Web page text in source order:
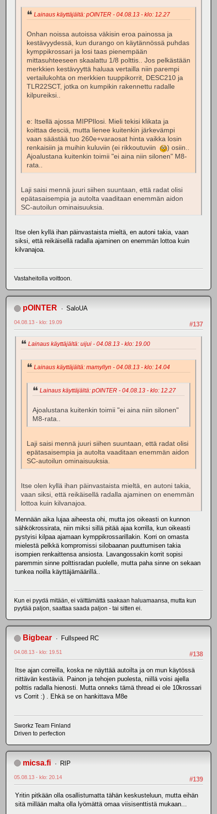
Lainaus käyttäjältä: pOINTER - 04.08.13 - klo: 12.27
Onhan noissa autoissa väkisin eroa painossa ja
kestävyydessä, kun durango on käytännössä puhdas
kymppikrossari ja losi taas pienempään
mittasuhteeseen skaalattu 1/8 polttis.. Jos pelkästään
merkkien kestävyyttä haluaa vertailla niin parempi
vertailukohta on merkkien tuuppikorrit, DESC210 ja
TLR22SCT, jotka on kumpikin rakennettu radalle
kilpureiksi..
e: Itsellä ajossa MIPPIlosi. Mieli tekisi klikata ja
koittaa desciä, mutta lienee kuitenkin järkevämpi
vaan säästää tuo 260e+varaosat hinta vaikka losin
renkaisiin ja muihin kuluviin (ei rikkoutuviin
) osiin..
Ajoalustana kuitenkin toimii "ei aina niin silonen" M8-
rata..
Laji saisi mennä juuri siihen suuntaan, että radat olisi
epätasaisempia ja autolta vaaditaan enemmän aidon
SC-autoilun ominaisuuksia.
Itse olen kyllä ihan päinvastaista mieltä, en autoni takia, vaan
siksi, että reikäisellä radalla ajaminen on enemmän lottoa kuin
kilvanajoa.
Vastaheitolla voittoon.
pOINTER SaloUA
#137
04.08.13 - klo: 19.09
Lainaus käyttäjältä: uijui - 04.08.13 - klo: 19.00
Lainaus käyttäjältä: mamyllyn - 04.08.13 - klo: 14.04
Lainaus käyttäjältä: pOINTER - 04.08.13 - klo: 12.27
Ajoalustana kuitenkin toimii "ei aina niin silonen"
M8-rata..
Laji saisi mennä juuri siihen suuntaan, että radat olisi
epätasaisempia ja autolta vaaditaan enemmän aidon
SC-autoilun ominaisuuksia.
Itse olen kyllä ihan päinvastaista mieltä, en autoni takia,
vaan siksi, että reikäisellä radalla ajaminen on enemmän
lottoa kuin kilvanajoa.
Mennään aika lujaa aiheesta ohi, mutta jos oikeasti on kunnon
sähkökrossirata, niin miksi sillä pitää ajaa korrilla, kun oikeasti
pystyisi kilpaa ajamaan kymppikrossarillakin. Korri on omasta
mielestä pelkkä kompromissi silobaanan puuttumisen takia
isompien renkaittensa ansiosta. Lavangossakin korrit sopisi
paremmin sinne polttisradan puolelle, mutta paha sinne on sekaan
tunkea noilla käyttäjämäärillä..
Kun ei pyydä mitään, ei välttämättä saakaan haluamaansa, mutta kun
pyytää paljon, saattaa saada paljon - tai sitten ei.
Bigbear Fullspeed RC
#138
04.08.13 - klo: 19.51
Itse ajan correilla, koska ne näyttää autoilta ja on mun käytössä
riittävän kestäviä. Painon ja tehojen puolesta, niillä voisi ajella
polttis radalla hienosti. Mutta onneks tämä thread ei ole 10krossari
vs Corrit :) . Ehkä se on hankittava M8e
Sworkz Team Finland
Driven to perfection
micsa.fi RIP
#139
05.08.13 - klo: 20.14
Yritin pitkään olla osallistumatta tähän keskusteluun, mutta eihän
sitä millään malta olla lyömättä omaa viisisenttistä mukaan...